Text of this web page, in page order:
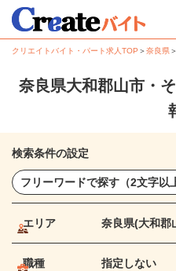
クリエイトバイト・パート求人TOP ＞奈良県＞
奈良県大和郡山市・
検索条件の設定
エリア 奈良県(大和郡
職種 指定しない